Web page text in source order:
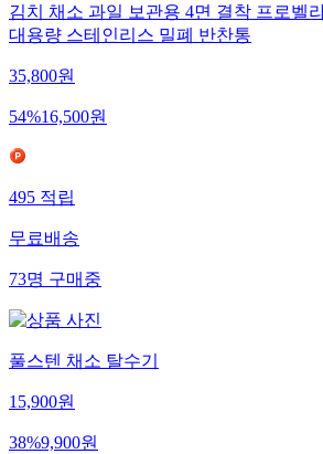
김치 채소 과일 보관용 4면 결착 프로벨
대용량 스테인리스 밀폐 반찬통
35,800원
54%16,500원
495 적립
무료배송
73명 구매중
풀스텐 채소 탈수기
15,900원
38%9,900원